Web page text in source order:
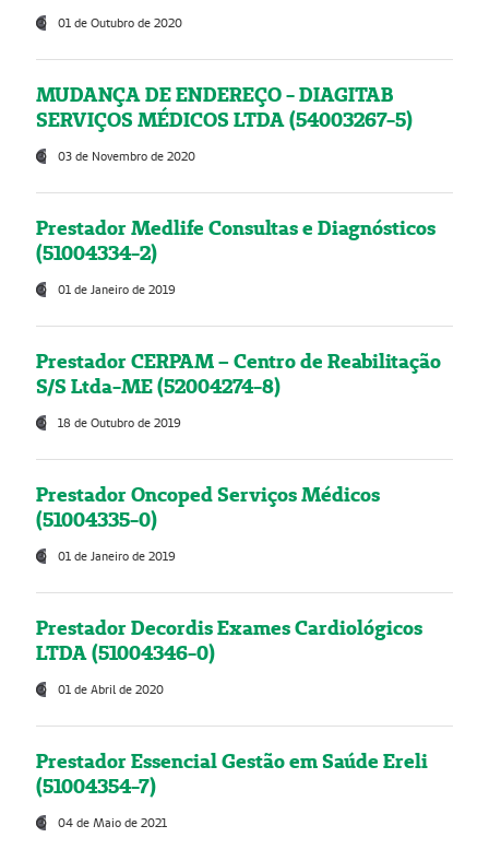
01 de Outubro de 2020
MUDANÇA DE ENDEREÇO - DIAGITAB
SERVIÇOS MÉDICOS LTDA (54003267-5)
03 de Novembro de 2020
Prestador Medlife Consultas e Diagnósticos
(51004334-2)
01 de Janeiro de 2019
Prestador CERPAM – Centro de Reabilitação
S/S Ltda-ME (52004274-8)
18 de Outubro de 2019
Prestador Oncoped Serviços Médicos
(51004335-0)
01 de Janeiro de 2019
Prestador Decordis Exames Cardiológicos
LTDA (51004346-0)
01 de Abril de 2020
Prestador Essencial Gestão em Saúde Ereli
(51004354-7)
04 de Maio de 2021